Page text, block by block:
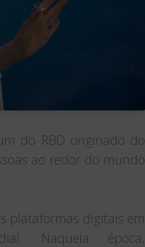
do RBD originado do
ao redor do mundo
plataformas digitais em
Naquela época,